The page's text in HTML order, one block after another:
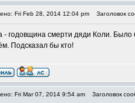
Fri Feb 28, 2014 12:04 pm Заголовок
- годовщина смерти дяди Коли. Было
Подсказал бы кто!
Fri Mar 07, 2014 9:54 am Заголовок